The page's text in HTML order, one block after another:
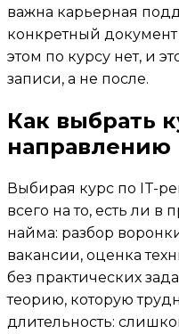
важна карьерная
конкретный
этом по курсу нет, и
записи, а не после.
Как выбрать
направлению
Выбирая курс по IT-
всего на то, есть ли
найма: разбор
вакансии, оценка
без практических
теорию, которую
длительность: